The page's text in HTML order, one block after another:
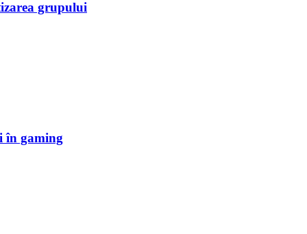
grupului
în gaming